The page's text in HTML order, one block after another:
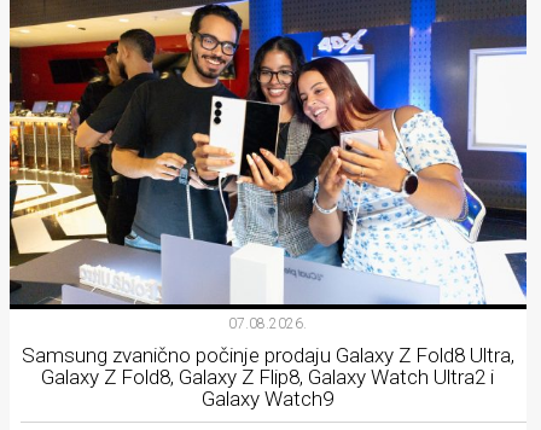
07.08.2026.
Samsung zvanično počinje prodaju Galaxy Z Fold8 Ultra,
Galaxy Z Fold8, Galaxy Z Flip8, Galaxy Watch Ultra2 i
Galaxy Watch9